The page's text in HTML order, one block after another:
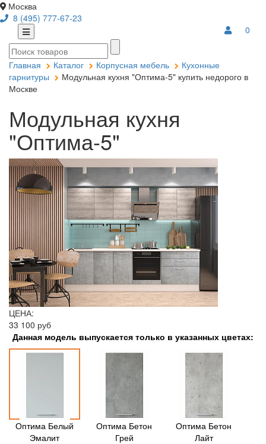
Москва
8 (495) 777-67-23
0
Главная Каталог Корпусная мебель
Кухонные
гарнитуры
Модульная кухня "Оптима-5" купить недорого в
Москве
Модульная кухня
"Оптима-5"
ЦЕНА:
33 100 руб
Данная модель выпускается только в указанных цветах:
Оптима Белый
Эмалит
Оптима Бетон
Грей
Оптима Бетон
Лайт